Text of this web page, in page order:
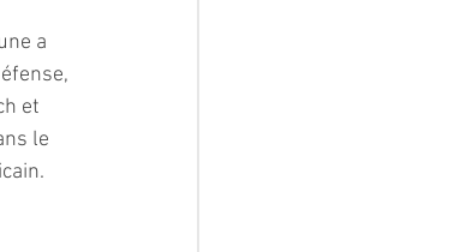
a
et
le